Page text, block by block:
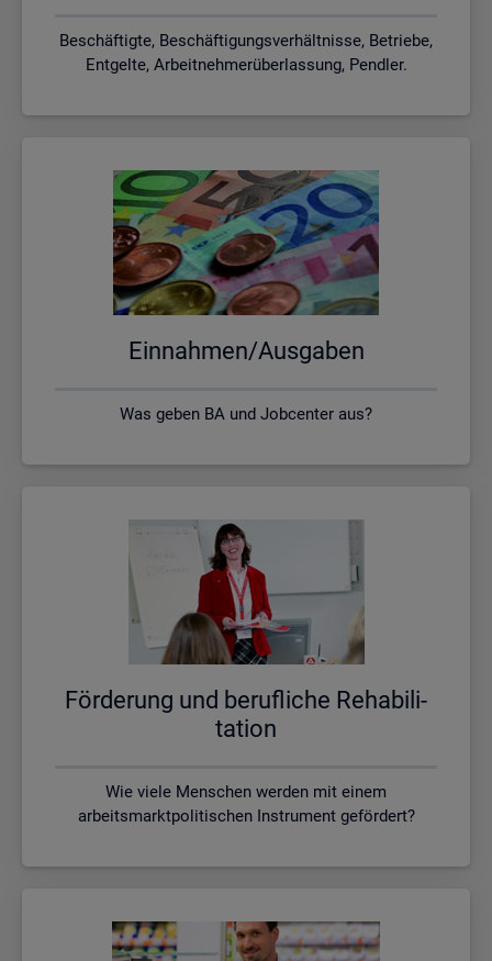
Beschäftigte, Beschäftigungsverhältnisse, Betriebe,
Entgelte, Arbeitnehmerüberlassung, Pendler.
Ein­nah­men/Aus­ga­ben
Was geben BA und Jobcenter aus?
För­de­rung und be­ruf­li­che Re­ha­bi­li­
ta­ti­on
Wie viele Menschen werden mit einem
arbeitsmarktpolitischen Instrument gefördert?